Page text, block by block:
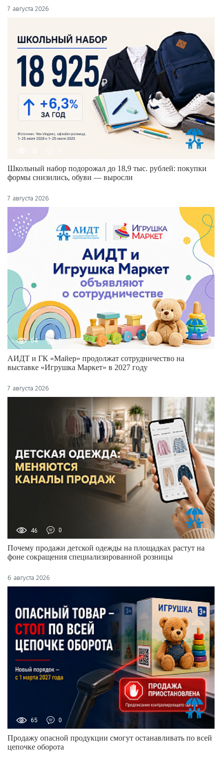
7 августа 2026
Школьный набор подорожал до 18,9 тыс. рублей: покупки
формы снизились, обуви — выросли
7 августа 2026
64 0
АИДТ и ГК «Майер» продолжат сотрудничество на
выставке «Игрушка Маркет» в 2027 году
7 августа 2026
46 0
Почему продажи детской одежды на площадках растут на
фоне сокращения специализированной розницы
6 августа 2026
65 0
Продажу опасной продукции смогут останавливать по всей
цепочке оборота